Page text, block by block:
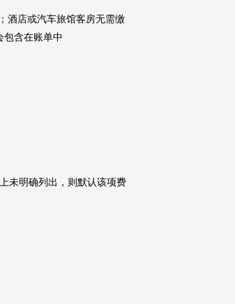
酒店或汽车旅馆客房无需缴
含在账单中
未明确列出，则默认该项费